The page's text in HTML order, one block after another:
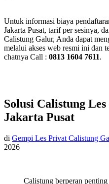
Untuk informasi biaya
Jakarta Pusat, tarif per sesinya,
Calistung Galur, Anda dapat
melalui akses web resmi ini dan
chatnya Call : 0813 1604 7611.
Solusi Calistung
Jakarta Pusat
di Gempi Les Privat Calistung
2026
Calistung berperan